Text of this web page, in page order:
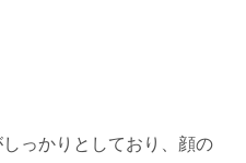
っかりとしており、顔の